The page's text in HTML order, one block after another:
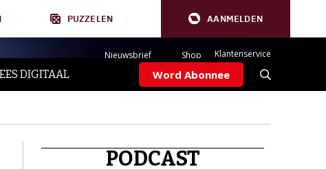
PUZZELEN AANMELDEN
Nieuwsbrief Shop Klantenservice
DIGITAAL Word Abonnee
PODCAST